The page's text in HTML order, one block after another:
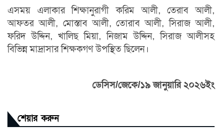
এসময় এলাকার শিক্ষানুরাগী করিম আলী, তেরাব আলী,
আফতর আলী, মোস্তাব আলী, তোরাব আলী, সিরাজ আলী,
ফরিদ উদ্দিন, খালিছ মিয়া, নিজাম উদ্দিন, সিরাজ আলীসহ
বিভিন্ন মাদ্রাসার শিক্ষকগণ উপস্থিত ছিলেন।
ডেসিস/জেকে/১৯ জানুয়ারি ২০২৬ইং
শেয়ার করুন